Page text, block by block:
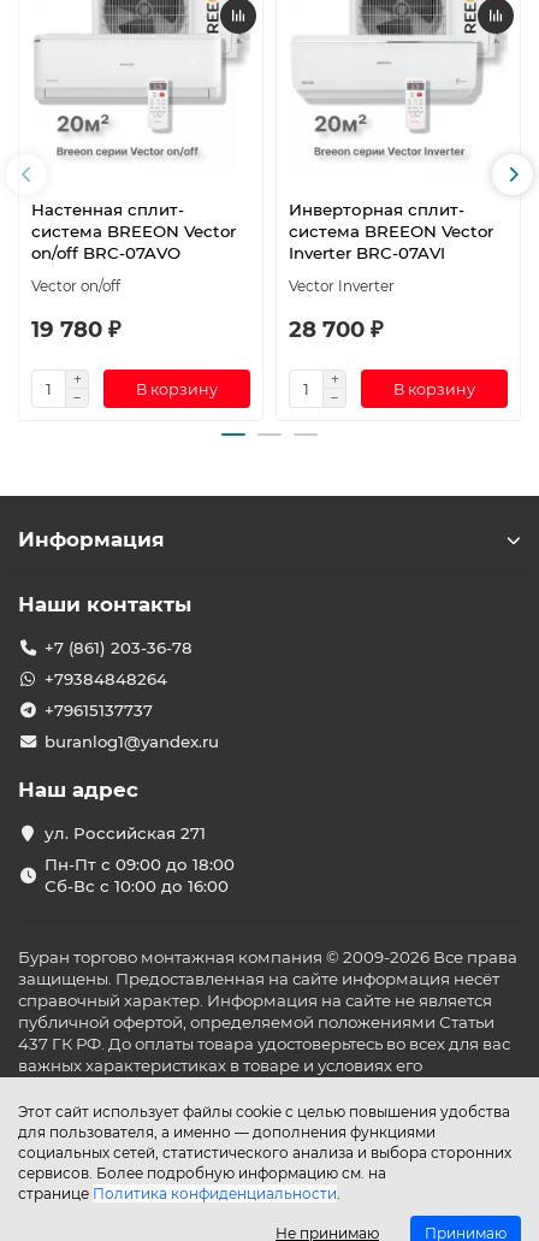
Настенная сплит-
система BREEON Vector
on/off BRC-07AVO
Vector on/off
19 780 ₽
В корзину
Инверторная сплит-
система BREEON Vector
Inverter BRC-07AVI
Vector Inverter
28 700 ₽
В корзину
Этот сайт использует файлы cookie с целью повышения удобства
для пользователя, а именно — дополнения функциями
социальных сетей, статистического анализа и выбора сторонних
сервисов. Более подробную информацию см. на
странице Политика конфиденциальности.
Не принимаю Принимаю
Информация
Наши контакты
+7 (861) 203-36-78
+79384848264
+79615137737
buranlog1@yandex.ru
Наш адрес
ул. Российская 271
Пн-Пт с 09:00 до 18:00
Сб-Вс с 10:00 до 16:00
Буран торгово монтажная компания © 2009-2026 Все права
защищены. Предоставленная на сайте информация несёт
справочный характер. Информация на сайте не является
публичной офертой, определяемой положениями Статьи
437 ГК РФ. До оплаты товара удостоверьтесь во всех для вас
важных характеристиках в товаре и условиях его